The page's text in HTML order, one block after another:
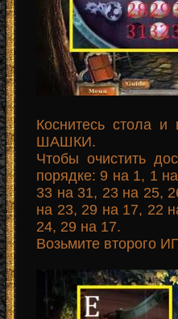
Коснитесь стола
ШАШКИ.
Чтобы очистить
порядке: 9 на 1, 1
33 на 31, 23 на 25,
на 23, 29 на 17, 22
24, 29 на 17.
Возьмите